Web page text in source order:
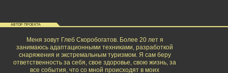
АВТОР ПРОЕКТА
Меня зовут Глеб Скоробогатов. Более 20 лет я
занимаюсь адаптационными техниками, разработкой
снаряжения и экстремальным туризмом. Я сам беру
ответственность за себя, свое здоровье, свою жизнь, за
все события, что со мной происходят в моих